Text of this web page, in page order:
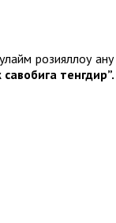
розияллоҳу
тенгдир”.